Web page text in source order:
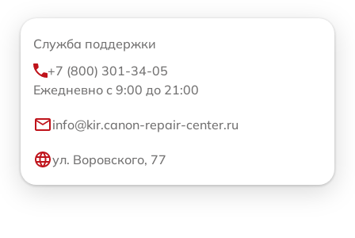
Служба поддержки
+7 (800) 301-34-05
Ежедневно с 9:00 до 21:00
info@kir.canon-repair-center.ru
ул. Воровского, 77